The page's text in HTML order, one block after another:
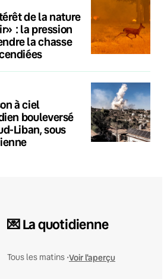
de la nature
: la pression
la chasse
à ciel
bouleversé
Liban, sous
💌 La quotidienne
Tous les matins •Voir l'aperçu